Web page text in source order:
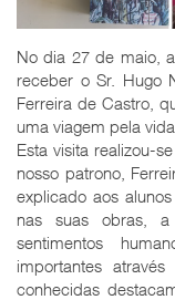
No dia 27 de maio,
receber o Sr. Hugo
Ferreira de Castro,
uma viagem pela
Esta visita realizou-
nosso patrono,
explicado aos
nas suas obras,
sentimentos
importantes
conhecidas